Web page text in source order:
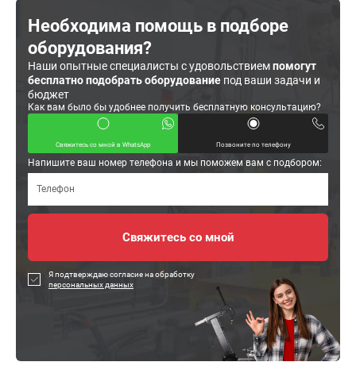
Необходима помощь в подборе
оборудования?
Наши опытные специалисты с удовольствиемпомогут
бесплатно подобрать оборудование под ваши задачи и
бюджет
Как вам было бы удобнее получить бесплатную консультацию?
Свяжитесь со мной в WhatsApp Позвоните по телефону
Напишите ваш номер телефона и мы поможем вам с подбором:
Я подтверждаю согласие на обработку
персональных данных